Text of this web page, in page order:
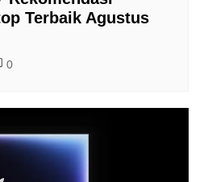
Terbaik Agustus
0